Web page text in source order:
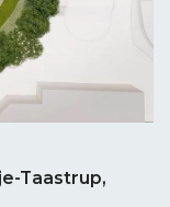
Taastrup,